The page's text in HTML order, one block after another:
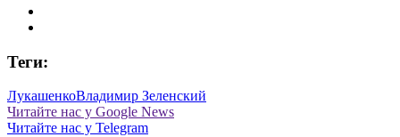
Теги:
ЛукашенкоВладимир Зеленский
Читайте нас у Google News
Читайте нас у Telegram